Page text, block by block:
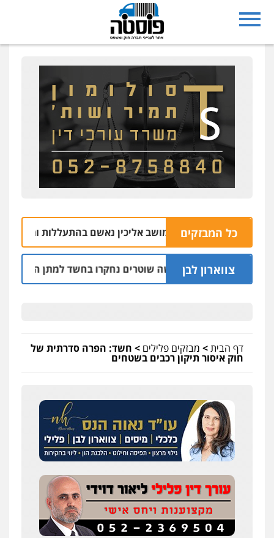
כל המבזקים
בעל משק במושב אליכין נאשם בהתעללות ומעשים
צווארון לבןשלושה שוטרים נחקרו בחשד למתן הקלות
דף הבית> מבזקים פלילים > חשד: הפרה סדרתית של
חוק איסור תיקון רכבים בשטחים